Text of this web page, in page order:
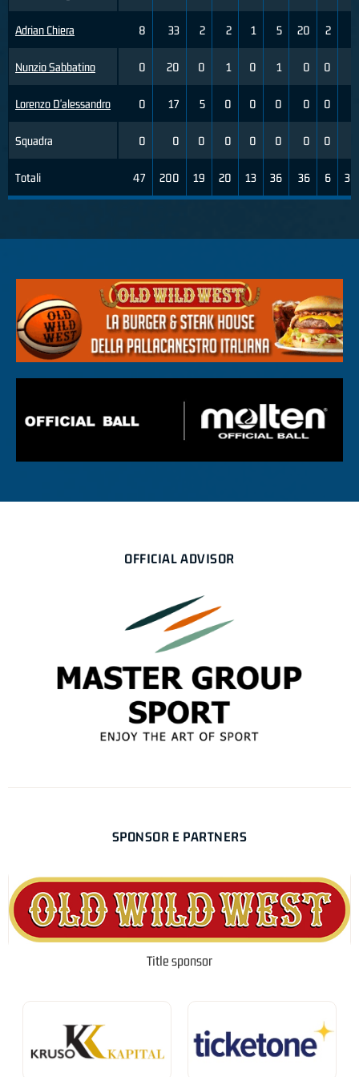
Adrian Chiera
Nunzio Sabbatino
Lorenzo D'alessandro
Squadra
Totali
8 33 2 2 1 5 20 2
0 20 0 1 0 1 0 0
0 17 5 0 0 0 0 0
0 0 0 0 0 0 0 0
47 200 19 20 13 36 36 6 30
OFFICIAL ADVISOR
SPONSOR E PARTNERS
Title sponsor